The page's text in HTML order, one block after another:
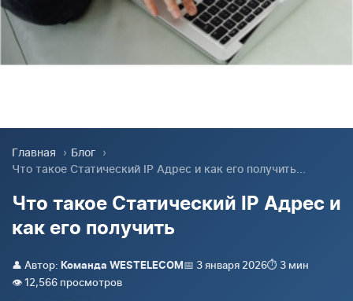
Главная › Блог ›
Что такое Статический IP Адрес и как его получить...
Что такое Статический IP Адрес и
как его получить
👤 Автор: Команда WESTELECOM 📅 3 января 2026⏱️ 3 мин
👁️ 12,566 просмотров